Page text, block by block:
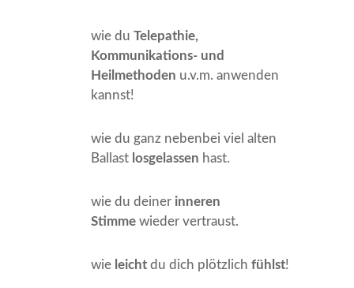
wie du Telepathie,
Kommunikations- und
Heilmethoden u.v.m. anwenden
kannst!
wie du ganz nebenbei viel alten
Ballast losgelassen hast.
wie du deiner inneren
Stimme wieder vertraust.
wie leicht du dich plötzlich fühlst!